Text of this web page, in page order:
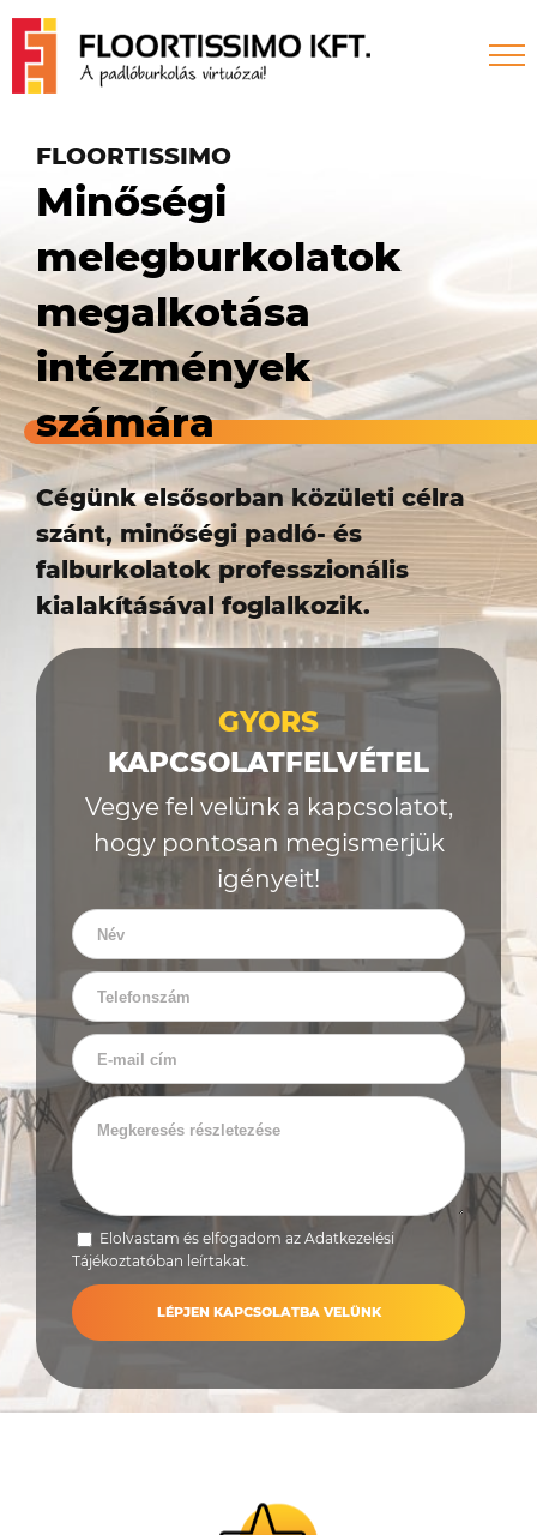
Skip
content
FLOORTISSIMO
Minőségi
melegburkolatok
megalkotása
intézmények
számára
Cégünk elsősorban közületi célra
szánt, minőségi padló- és
falburkolatok professzionális
kialakításával foglalkozik.
GYORS
KAPCSOLATFELVÉTEL
Vegye fel velünk a kapcsolatot,
hogy pontosan megismerjük
igényeit!
Elolvastam és elfogadom az Adatkezelési
Tájékoztatóban leírtakat.